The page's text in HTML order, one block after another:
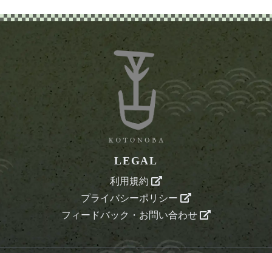
LEGAL
利用規約
プライバシーポリシー
フィードバック・お問い合わせ